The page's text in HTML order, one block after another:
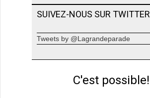
SUIVEZ-NOUS SUR TWITTER
Tweets by @Lagrandeparade
C'est possible!